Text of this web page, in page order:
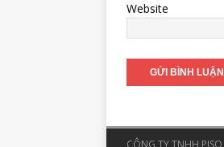
Website
CÔNG TY TNHH